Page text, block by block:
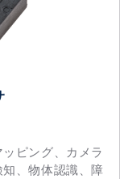
ピング、カメラ
、物体認識、障